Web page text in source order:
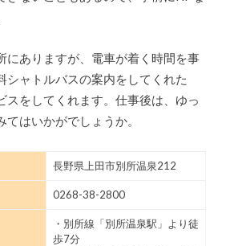
にありますが、電車が着く時間を事
シャトルバスの案内をしてくれた
スをしてくれます。仕事後は、ゆっ
てはいかがでしょうか。
長野県上田市別所温泉212
0268-38-2800
・別所線「別所温泉駅」より徒
歩7分